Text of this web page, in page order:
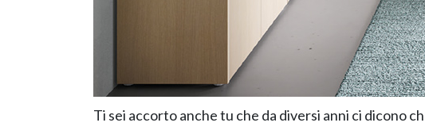
Ti sei accorto anche tu che da diversi anni ci dicono